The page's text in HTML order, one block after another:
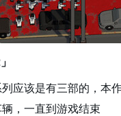
应该是有三部的，本
，一直到游戏结束